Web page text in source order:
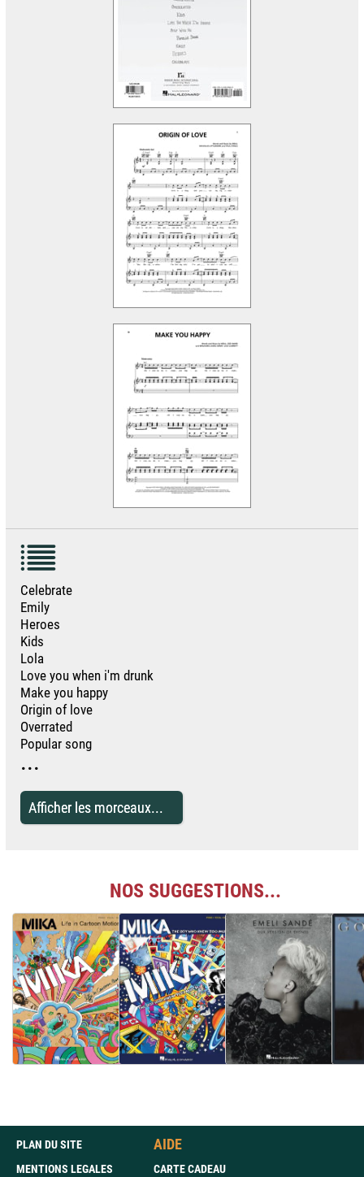
Celebrate
Emily
Heroes
Kids
Lola
Love you when i'm drunk
Make you happy
Origin of love
Overrated
Popular song
...
Afficher les morceaux...
NOS SUGGESTIONS...
PLAN DU SITE
MENTIONS LEGALES
AIDE
CARTE CADEAU